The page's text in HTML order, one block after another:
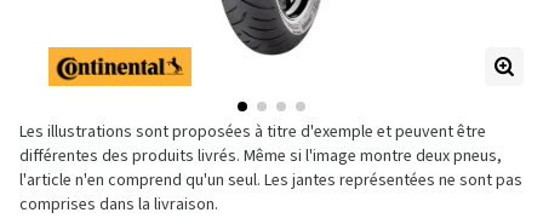
Les illustrations sont proposées à titre d'exemple et peuvent être
différentes des produits livrés. Même si l'image montre deux pneus,
l'article n'en comprend qu'un seul. Les jantes représentées ne sont pas
comprises dans la livraison.